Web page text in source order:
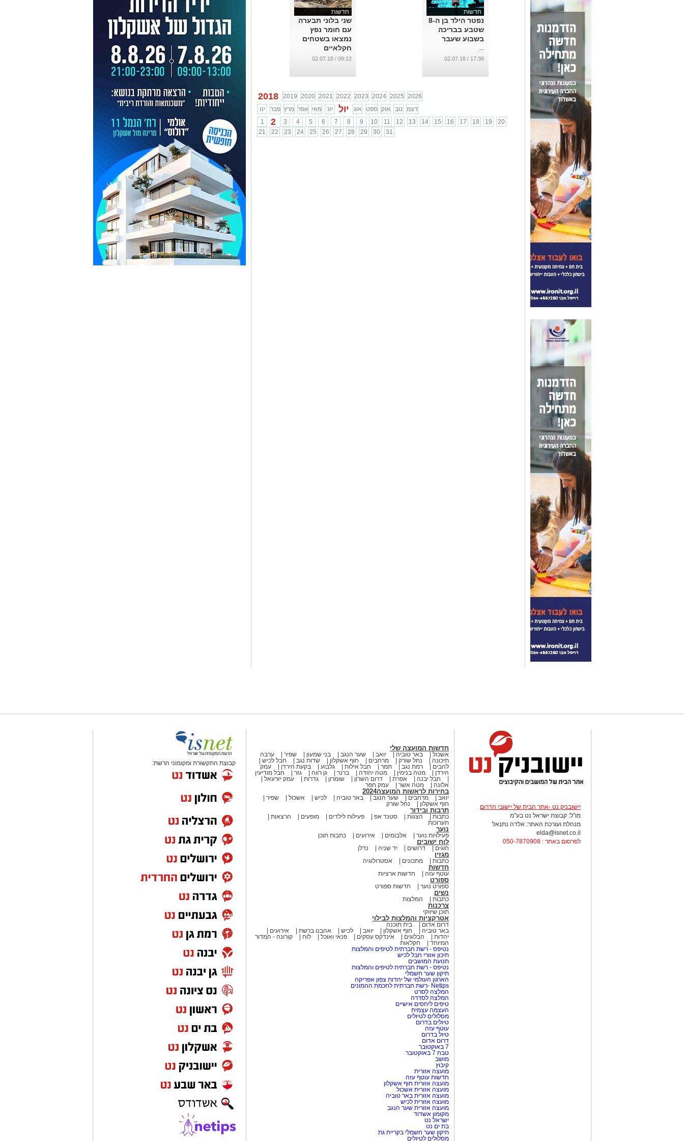
חדשות
נפטר הילד בן ה-8
שטבע בבריכה
בשבוע שעבר
...
17:36 / 02.07.18
חדשות
שני בלוני תבערה
עם חומר נפץ
נמצאו בשטחים
חקלאיים
...
09:12 / 02.07.18
2018 2019 2020 2021 2022 2023 2024 2025 2026
ינו
פבר מרץ אפר מאי יונ יול אוג ספט אוק נוב
דצמ
1
2 3 4 5 6 7 8 9 10 11 12 13 14 15 16 17 18 19
20
21
22 23 24 25 26 27 28 29 30 31
יישובניק נט -אתר הבית של יישובי הדרום
מו"ל: קבוצת ישראל נט בע"מ
מנהלת ועורכת האתר: אלדה נתנאל
elda@isnet.co.il
לפרסום באתר : 050-7870908
חדשות המועצה שלי
אשכול באר טוביה יואב שער הנגב בני שמעון שפיר
ערבה
תיכונה
נחל שורק מרחבים חוף אשקלון שדות נגב
חבל לכיש
להבים
רמת נגב תמר חבל אילות גלבוע בקעת הירדן
עמק
הירדן
מטה בנימין מטה יהודה ברנר גן רווה גזר
חבל מודיעין
חבל יבנה
אפרת דרום השרון שומרון גדרות
עמק יזרעאל
אלונה
מטה אשר עמק חפר
בחירות לראשות המועצה2024
יואב מרחבים שער הנגב באר טוביה לכיש אשכול
שפיר
חוף אשקלון
נחל שורק
תרבות ובידור
כתבות הצגות סטנד אפ פעילות לילדים מופעים
הרצאות
תערוכות
נוער
פעילויות נוער אלבומים אירועים כתבות תוכן
לוח ישובים
חוגים דרושים יד שניה נדלן
מגזין
כתבות מתכונים אסטרולוגיה
חדשות
עוטף עזה חדשות ארציות
ספורט
ספורט נוער חדשות ספורט
נשים
כתבות המלצות
צרכנות
תוכן שיווקי
אטרקציות והמלצות לבילוי
דרום אדום
בית תוכנה
באר טוביה
חוף אשקלון יואב לכיש אהבנו ברשת
אירועים
יהדות
הבלוגים אינדקס עסקים פנאי ואוכל לוח
קורונה - המדור
המיוחד
חקלאות
נטיפס - רשת חברתית לטיפים והמלצות
תיכון אזורי חבל לכיש
תנועת המושבים
נטיפס - רשת חברתית לטיפים והמלצות
תיקון שער חשמלי
הארגון העולמי של יהדות צפון אפריקה
Netips -רשת חברתית לחכמת ההמונים
המלצה לסרט
המלצה לסדרה
טיפים ליחסים אישיים
העצמה עצמית
מסלולים לטיולים
טיולים בדרום
עוטף עזה
טיול בדרום
דרום אדום
7 באוקטובר
טבח 7 באוקטובר
מושב
קיבוץ
מועצה אזורית
חדשות עוטף עזה
מועצה אזורית חוף אשקלון
מועצה אזורית אשכול
מועצה אזורית באר טוביה
מועצה אזורית לכיש
מועצה אזורית שער הנגב
מקומון אשדוד
ישראל נט
בת ים נט
תיקון שער חשמלי בקריית גת
מסלולים לטיולים
קבוצת התקשורת ומקומוני הרשת: